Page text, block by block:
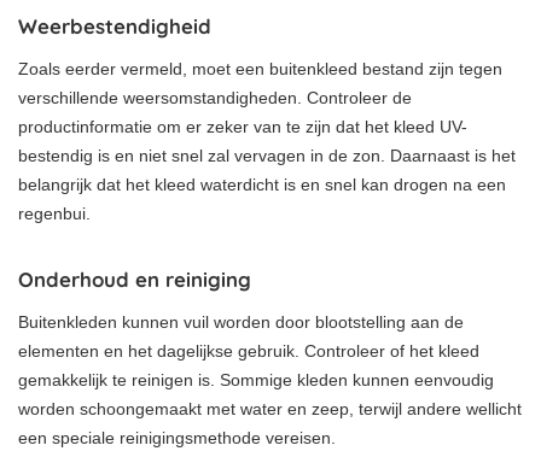
Weerbestendigheid
Zoals eerder vermeld, moet een buitenkleed bestand zijn tegen
verschillende weersomstandigheden. Controleer de
productinformatie om er zeker van te zijn dat het kleed UV-
bestendig is en niet snel zal vervagen in de zon. Daarnaast is het
belangrijk dat het kleed waterdicht is en snel kan drogen na een
regenbui.
Onderhoud en reiniging
Buitenkleden kunnen vuil worden door blootstelling aan de
elementen en het dagelijkse gebruik. Controleer of het kleed
gemakkelijk te reinigen is. Sommige kleden kunnen eenvoudig
worden schoongemaakt met water en zeep, terwijl andere wellicht
een speciale reinigingsmethode vereisen.